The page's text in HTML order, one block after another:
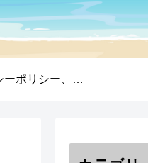
プライバシーポリシー、免責事項、著作権について